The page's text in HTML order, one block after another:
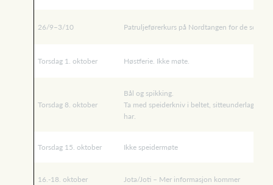
26/9–3/10 Patruljeførerkurs på Nordtangen for de som
Torsdag 1. oktober Høstferie. Ikke møte.
Torsdag 8. oktober
Bål og spikking.
Ta med speiderkniv i beltet, sitteunderlag og
har.
Torsdag 15. oktober Ikke speidermøte
16.-18. oktober Jota/Joti – Mer informasjon kommer